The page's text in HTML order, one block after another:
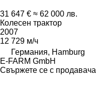
31 647 € ≈ 62 000 лв.
Колесен трактор
2007
12 729 м/ч
Германия, Hamburg
E-FARM GmbH
Свържете се с продавача